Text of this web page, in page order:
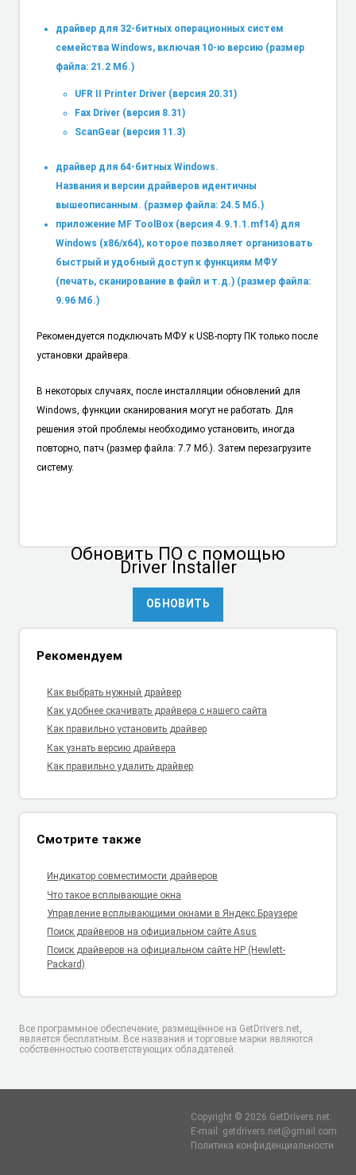
драйвер для 32-битных операционных систем
семейства Windows, включая 10-ю версию (размер
файла: 21.2 Мб.)
UFR II Printer Driver (версия 20.31)
Fax Driver (версия 8.31)
ScanGear (версия 11.3)
драйвер для 64-битных Windows.
Названия и версии драйверов идентичны
вышеописанным. (размер файла: 24.5 Мб.)
приложение MF ToolBox (версия 4.9.1.1.mf14) для
Windows (x86/x64), которое позволяет организовать
быстрый и удобный доступ к функциям МФУ
(печать, сканирование в файл и т.д.) (размер файла:
9.96 Мб.)
Рекомендуется подключать МФУ к USB-порту ПК только после
установки драйвера.
В некоторых случаях, после инсталляции обновлений для
Windows, функции сканирования могут не работать. Для
решения этой проблемы необходимо установить, иногда
повторно, патч (размер файла: 7.7 Мб.). Затем перезагрузите
систему.
Обновить ПОс помощью
Driver Installer
ОБНОВИТЬ
Рекомендуем
Как выбрать нужный драйвер
Как удобнее скачивать драйвера с нашего сайта
Как правильно установить драйвер
Как узнать версию драйвера
Как правильно удалить драйвер
Смотрите также
Индикатор совместимости драйверов
Что такое всплывающие окна
Управление всплывающими окнами в Яндекс.Браузере
Поиск драйверов на официальном сайте Asus
Поиск драйверов на официальном сайте HP (Hewlett-
Packard)
Все программное обеспечение, размещённое на GetDrivers.net,
является бесплатным. Все названия и торговые марки являются
собственностью соответствующих обладателей.
Copyright © 2026 GetDrivers.net.
E-mail: getdrivers.net@gmail.com
Политика конфиденциальности